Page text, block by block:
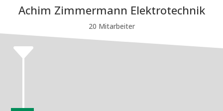
Achim Zimmermann Elektrotechnik
20 Mitarbeiter
C